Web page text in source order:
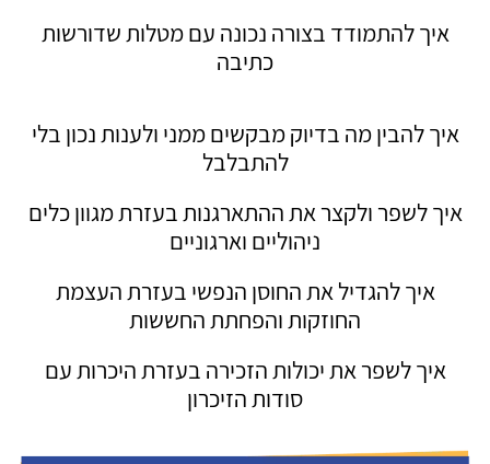
איך להתמודד בצורה נכונה עם מטלות שדורשות
כתיבה
איך להבין מה בדיוק מבקשים ממני ולענות נכון בלי
להתבלבל
איך לשפר ולקצר את ההתארגנות בעזרת מגוון כלים
ניהוליים וארגוניים
איך להגדיל את החוסן הנפשי בעזרת העצמת
החוזקות והפחתת החששות
איך לשפר את יכולות הזכירה בעזרת היכרות עם
סודות הזיכרון